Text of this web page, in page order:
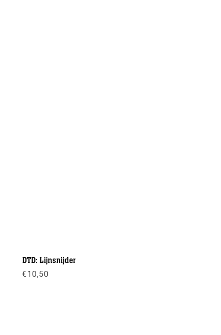
DTD: Lijnsnijder
€10,50